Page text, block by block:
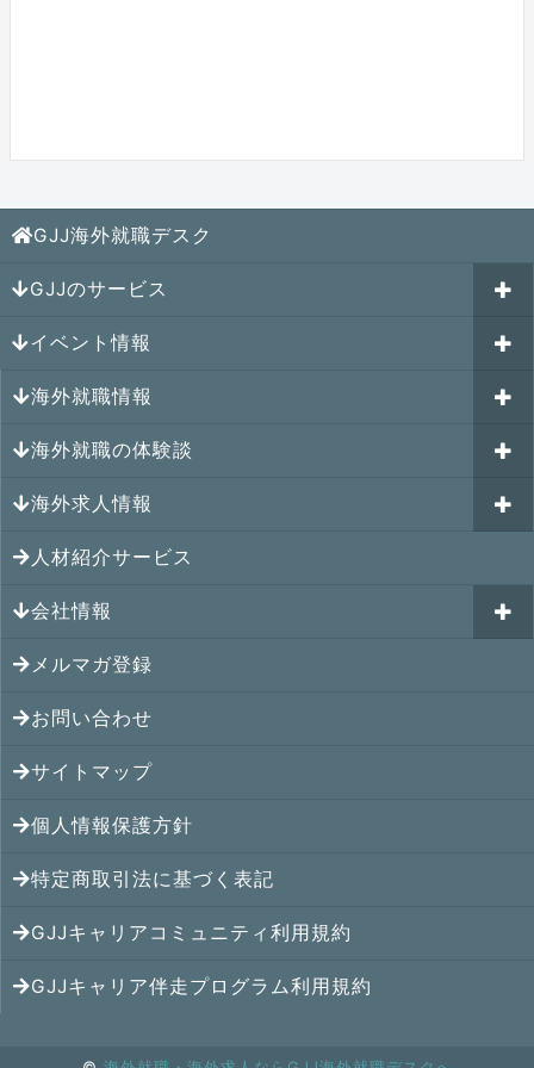
GJJ海外就職デスク
GJJのサービス
海外就職カウンセリング
はじめての海外就職セミナー
キャリアパスポートAI
GJJキャリア伴走プログラム
GJJキャリアコミュニティ
イベント情報
参加受付中のイベント
過去のイベント一覧
海外就職情報
アメリカの就職情報
カナダの就職情報
メキシコの就職情報
ヨーロッパの就職情報
オセアニアの就職情報
シンガポールの就職情報
マレーシアの就職情報
タイの就職情報
ベトナムの就職情報
インドネシアの就職情報
インドの就職情報
海外就職の体験談
海外就職その後の体験談
シンガポール就職の体験談
マレーシア就職の体験談
タイ就職の体験談
ベトナム就職の体験談
インドネシア就職の体験談
インド就職の体験談
フィリピン就職の体験談
ミャンマー就職の体験談
香港就職の体験談
海外求人情報
シンガポールの求人
マレーシアの求人
タイの求人
ベトナムの求人
インドネシアの求人
インドの求人
フィリピンの求人
カンボジアの求人
ミャンマーの求人
人材紹介サービス
会社情報
アクセス
メンバー紹介
提携先
コンサルタント
メルマガ登録
お問い合わせ
サイトマップ
個人情報保護方針
特定商取引法に基づく表記
GJJキャリアコミュニティ利用規約
GJJキャリア伴走プログラム利用規約